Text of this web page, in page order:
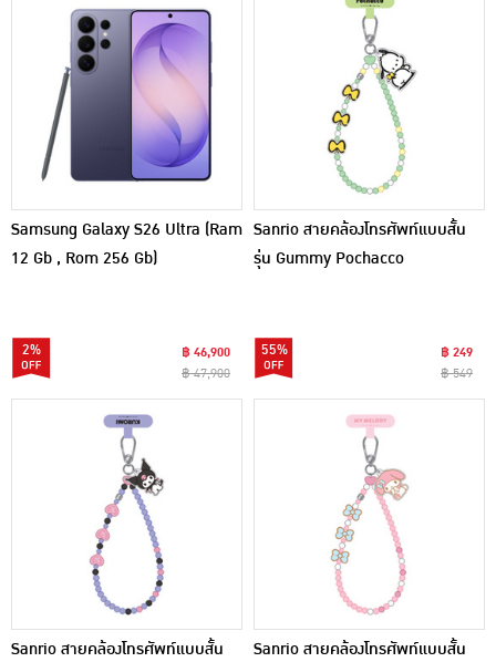
Samsung Galaxy S26 Ultra (Ram
12 Gb , Rom 256 Gb)
2%
฿ 46,900
฿ 47,900
Sanrio สายคล้องโทรศัพท์แบบสั้น
รุ่น Gummy Pochacco
55%
฿ 249
฿ 549
Sanrio สายคล้องโทรศัพท์แบบสั้น
Sanrio สายคล้องโทรศัพท์แบบสั้น